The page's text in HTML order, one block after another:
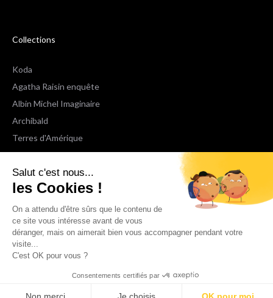
Salut c'est nous...
les Cookies !
On a attendu d'être sûrs que le contenu de
ce site vous intéresse avant de vous
déranger, mais on aimerait bien vous accompagner pendant votre
visite...
C'est OK pour vous ?
Consentements certifiés par
Collections
Koda
Agatha Raisin enquête
Albin Michel Imaginaire
Archibald
Terres d'Amérique
Espaces Libres Poche
NOX
Wiz
Voir toutes les collections
Nous suivre